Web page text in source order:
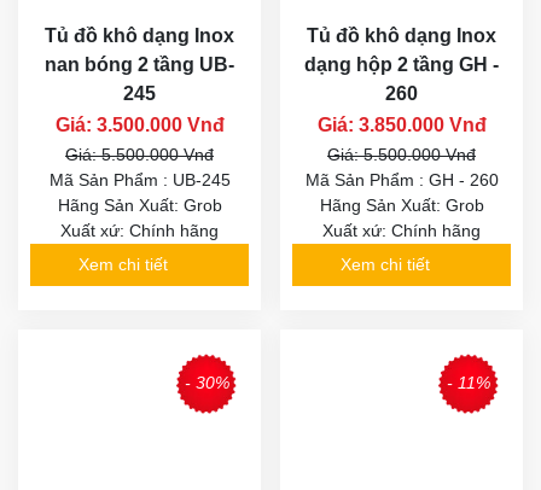
Tủ đồ khô dạng Inox
nan bóng 2 tầng UB-
245
Giá: 3.500.000 Vnđ
Giá: 5.500.000 Vnđ
Mã Sản Phẩm : UB-245
Hãng Sản Xuất: Grob
Xuất xứ: Chính hãng
Xem chi tiết
Tủ đồ khô dạng Inox
dạng hộp 2 tầng GH -
260
Giá: 3.850.000 Vnđ
Giá: 5.500.000 Vnđ
Mã Sản Phẩm : GH - 260
Hãng Sản Xuất: Grob
Xuất xứ: Chính hãng
Xem chi tiết
- 30% - 11%